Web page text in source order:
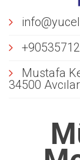
Mustafa
34500